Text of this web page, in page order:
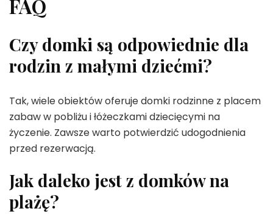
FAQ
Czy domki są odpowiednie dla
rodzin z małymi dziećmi?
Tak, wiele obiektów oferuje domki rodzinne z placem
zabaw w pobliżu i łóżeczkami dziecięcymi na
życzenie. Zawsze warto potwierdzić udogodnienia
przed rezerwacją.
Jak daleko jest z domków na
plażę?